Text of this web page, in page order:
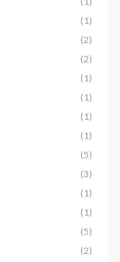
(1)
(2)
(2)
(1)
(1)
(1)
(1)
(5)
(3)
(1)
(1)
(5)
(2)